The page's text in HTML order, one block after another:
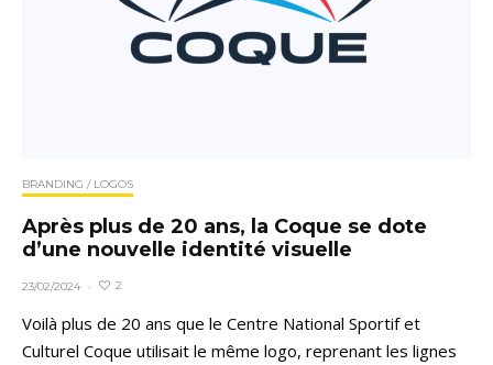
BRANDING / LOGOS
Après plus de 20 ans, la Coque se dote
d’une nouvelle identité visuelle
23/02/2024 · 2
Voilà plus de 20 ans que le Centre National Sportif et
Culturel Coque utilisait le même logo, reprenant les lignes